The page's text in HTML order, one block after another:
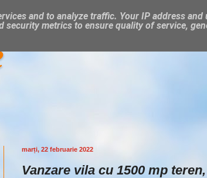
marți, 22 februarie 2022
Vanzare vila cu 1500 mp
and to analyze traffic. Your IP address and
security metrics to ensure quality of service,